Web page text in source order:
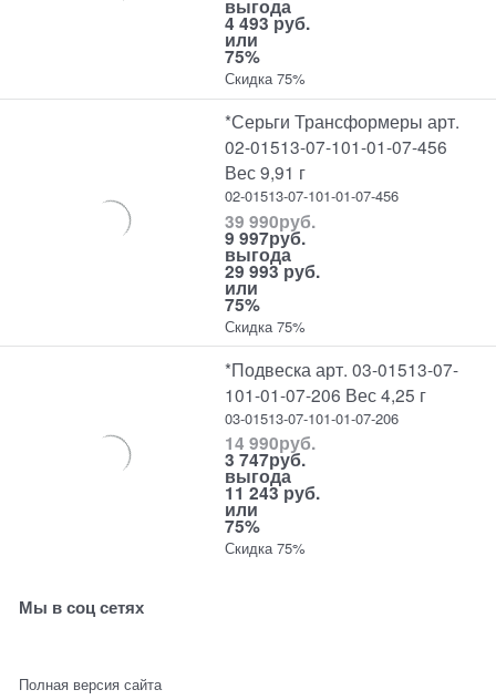
выгода
4 493 руб.
или
75%
Скидка 75%
*Серьги Трансформеры арт.
02-01513-07-101-01-07-456
Вес 9,91 г
02-01513-07-101-01-07-456
39 990руб.
9 997руб.
выгода
29 993 руб.
или
75%
Скидка 75%
*Подвеска арт. 03-01513-07-
101-01-07-206 Вес 4,25 г
03-01513-07-101-01-07-206
14 990руб.
3 747руб.
выгода
11 243 руб.
или
75%
Скидка 75%
Мы в соц сетях
Полная версия сайта